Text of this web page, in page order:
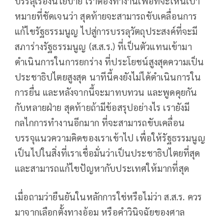
หมายที่ชัดเจนว่า สุดท้ายจะสามารถขับเคลื่อนการ
แก้ไขรัฐธรรมนูญ ไปสู่การบรรลุวัตถุประสงค์ที่จะมี
สภาร่างรัฐธรรมนูญ (ส.ส.ร.) ที่เป็นตัวแทนเข้ามา
ดำเนินการในการยกร่าง ที่ประโยชน์สูงสุดความเป็น
ประชาธิปไตยสูงสุด นาทีนี้คงยังไม่ได้ดำเนินการใน
การยื่น และหลังจากนี้จะมาทบทวน และพูดคุยกัน
กับหลายฝ่าย สุดท้ายถ้ามีข้อสรุปอย่างไร เรายังมี
กลไกการทำงานอีกมาก ที่จะสามารถขับเคลื่อน
บรรจุแนวความคิดของเราเข้าไป เพื่อให้รัฐธรรมนูญ
เป็นไปในสิ่งที่เราเชื่อมั่นว่าเป็นประชาธิปไตยที่สุด
และสามารถแก้ไขปัญหากับประเทศให้มากที่สุด
เมื่อถามว่ายืนยันในหลักการใช่หรือไม่ว่า ส.ส.ร. ควร
มาจากเลือกตั้งทางอ้อม หรือคำวินิจฉัยของศาล